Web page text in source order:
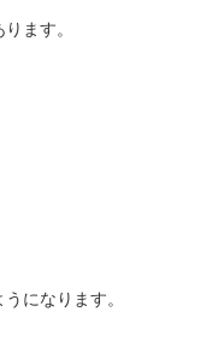
ます。
になります。